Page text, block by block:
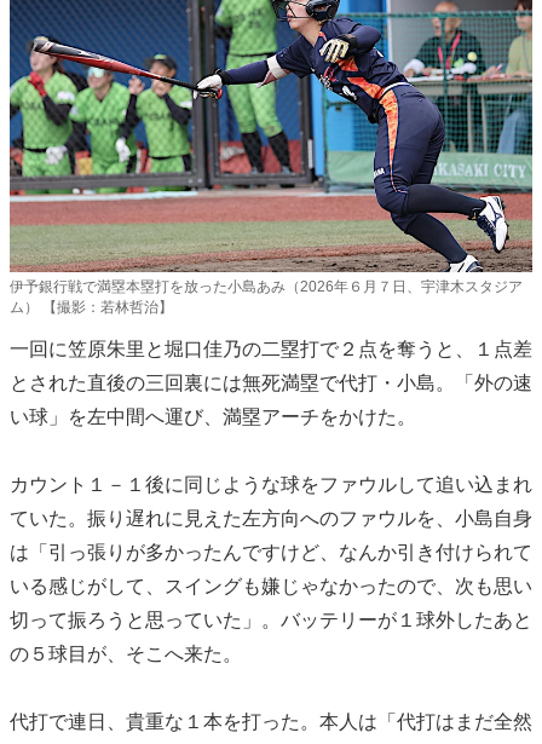
伊予銀行戦で満塁本塁打を放った小島あみ（2026年６月７日、宇津木スタジア
ム） 【撮影：若林哲治】
一回に笠原朱里と堀口佳乃の二塁打で２点を奪うと、１点差
とされた直後の三回裏には無死満塁で代打・小島。「外の速
い球」を左中間へ運び、満塁アーチをかけた。
カウント１－１後に同じような球をファウルして追い込まれ
ていた。振り遅れに見えた左方向へのファウルを、小島自身
は「引っ張りが多かったんですけど、なんか引き付けられて
いる感じがして、スイングも嫌じゃなかったので、次も思い
切って振ろうと思っていた」。バッテリーが１球外したあと
の５球目が、そこへ来た。
代打で連日、貴重な１本を打った。本人は「代打はまだ全然